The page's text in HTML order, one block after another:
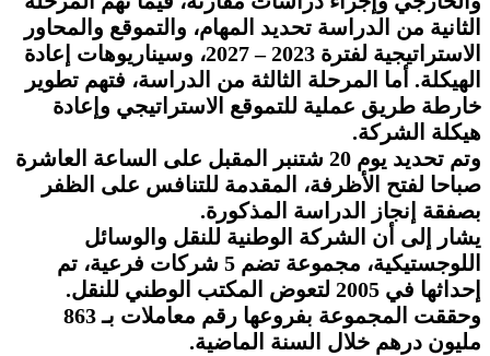
الثانية من الدراسة تحديد المهام، والتموقع والمحاور
الاستراتيجية لفترة 2023 – 2027، وسيناريوهات إعادة
الهيكلة. أما المرحلة الثالثة من الدراسة، فتهم تطوير
خارطة طريق عملية للتموقع الاستراتيجي وإعادة
هيكلة الشركة.
وتم تحديد يوم 20 شتنبر المقبل على الساعة العاشرة
صباحا لفتح الأظرفة، المقدمة للتنافس على الظفر
بصفقة إنجاز الدراسة المذكورة.
يشار إلى أن الشركة الوطنية للنقل والوسائل
اللوجستيكية، مجموعة تضم 5 شركات فرعية، تم
إحداثها في 2005 لتعوض المكتب الوطني للنقل.
وحققت المجموعة بفروعها رقم معاملات بـ 863
مليون درهم خلال السنة الماضية.